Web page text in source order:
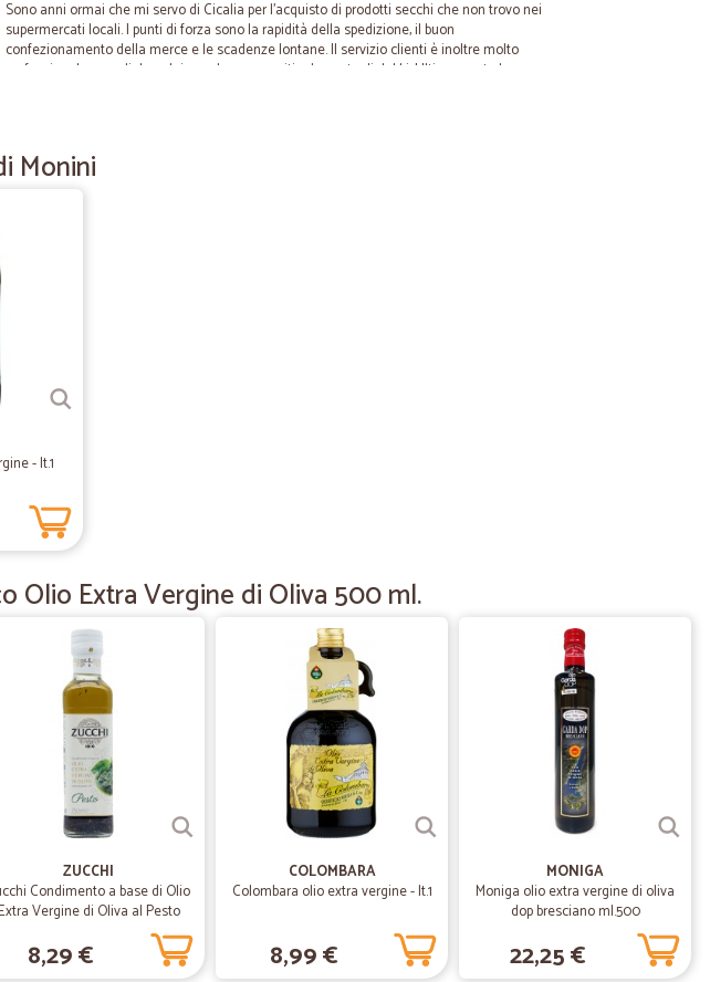
Sono anni ormai che mi servo di Cicalia per l'acquisto di prodotti secchi che non trovo nei
supermercati locali. I punti di forza sono la rapidità della spedizione, il buon
confezionamento della merce e le scadenze lontane. Il servizio clienti è inoltre molto
professionale e cordiale nel rispondere a quesiti ed eventuali dubbi. Ultimamente ho
Prodotti buonissimi freschi Magnifico…
Nessun problema
Nessun problema, merce ordinata e consegnata il giorno dopo. Consigliato
Abbastanza fedele e puntuale nella…
Abbastanza fedele e puntuale nella descrizione che nella consegna.
Confezionamento perfetto e davvero…
Bonifacio rodolfo P.
Eccellente!
Monini
- lt.1
Olio Extra Vergine di Oliva 500 ml.
ZUCCHI
Condimento a base di Olio
Extra Vergine di Oliva al Pesto
8,29 €
COLOMBARA
Colombara olio extra vergine - lt.1
8,99 €
MONIGA
Moniga olio extra vergine di oliva
dop bresciano ml.500
22,25 €